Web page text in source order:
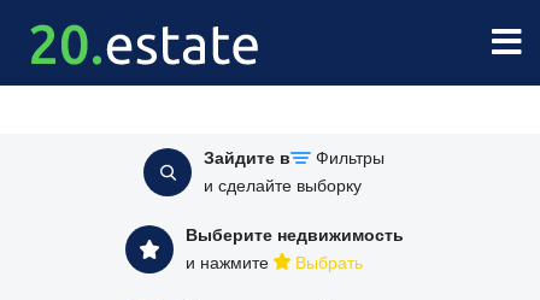
Зайдите в
Фильтры
и сделайте выборку
Выберите недвижимость
и нажмите
Выбрать